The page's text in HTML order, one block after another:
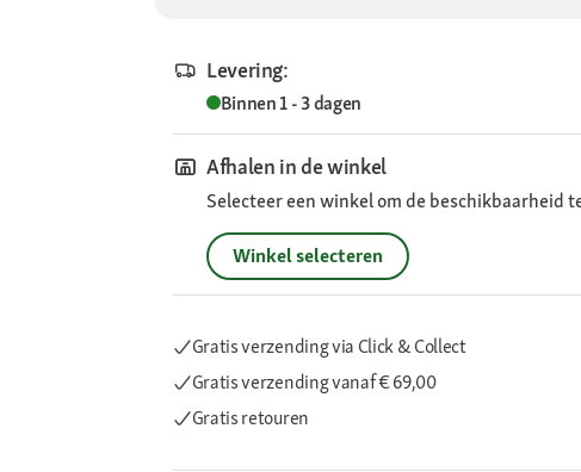
Levering:
Binnen 1 - 3 dagen
Afhalen in de winkel
Selecteer een winkel om de beschikbaarheid
Winkel selecteren
Gratis verzending via Click & Collect
Gratis verzendingvanaf € 69,00
Gratis retouren